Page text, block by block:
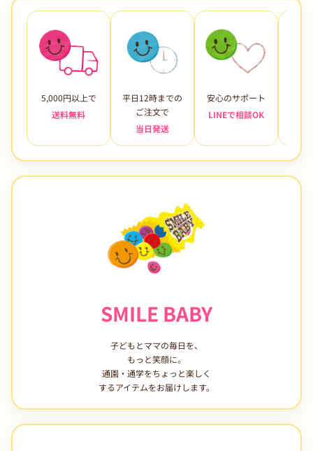
5,000円以上で
送料無料
平日12時までの
ご注文で
当日発送
安心のサポート
LINEで相談OK
SMILE BABY
子どもとママの毎日を、
もっと笑顔に。
通園・通学をちょっと楽しく
するアイテムをお届けします。